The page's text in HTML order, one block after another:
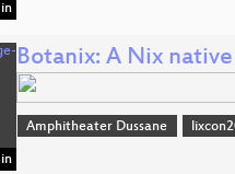
Botanix: A Nix
Amphitheater Dussane